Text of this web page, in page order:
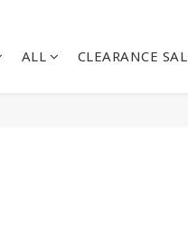
ALL CLEARANCE